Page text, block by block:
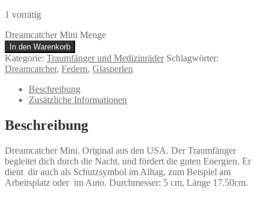
1 vorrätig
Dreamcatcher Mini Menge
In den Warenkorb
Kategorie: Traumfänger und Medizinräder Schlagwörter:
Dreamcatcher, Federn, Glasperlen
Beschreibung
Zusätzliche Informationen
Beschreibung
Dreamcatcher Mini. Original aus den USA. Der Traumfänger
begleitet dich durch die Nacht, und fördert die guten Energien. Er
dient dir auch als Schutzsymbol im Alltag, zum Beispiel am
Arbeitsplatz oder im Auto. Durchmesser: 5 cm, Länge 17.50cm.